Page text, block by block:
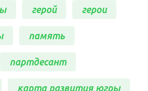
герой герои
память
партдесант
карта развития югры